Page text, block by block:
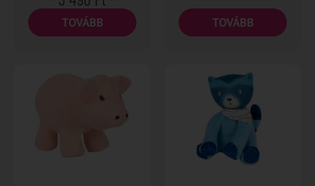
TOVÁBB TOVÁBB